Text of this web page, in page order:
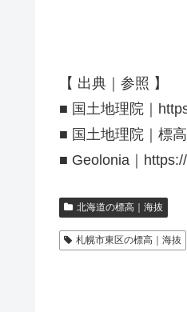
【 出典｜参照 】
■ 国土地理院｜
■ 国土地理院｜標
■ Geolonia｜
北海道の標高｜海抜
札幌市東区の標高｜海抜